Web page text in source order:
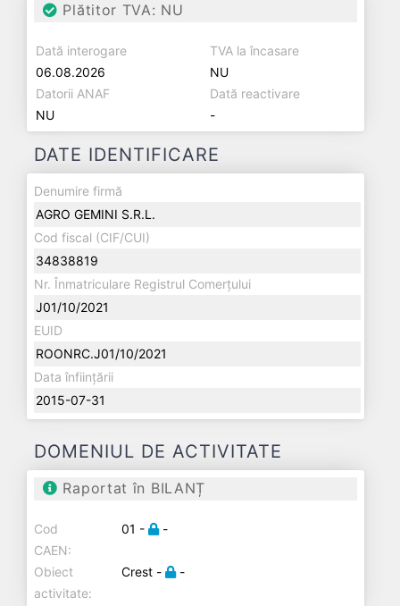
Plătitor TVA: NU
Dată interogare
06.08.2026
TVA la încasare
NU
Datorii ANAF
NU
Dată reactivare
-
DATE IDENTIFICARE
Denumire firmă
AGRO GEMINI S.R.L.
Cod fiscal (CIF/CUI)
34838819
Nr. Înmatriculare Registrul Comerțului
J01/10/2021
EUID
ROONRC.J01/10/2021
Data înființării
2015-07-31
DOMENIUL DE ACTIVITATE
Raportat în BILANȚ
Cod
CAEN:
01 - -
Obiect
activitate:
Crest - -